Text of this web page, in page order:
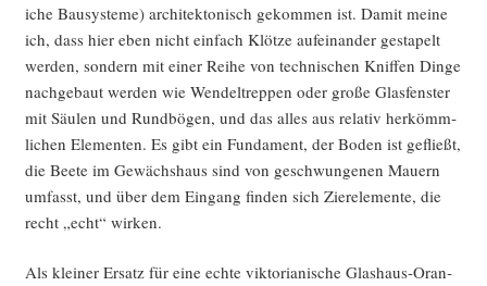
i­che Bau­sys­te­me) archi­tek­to­nisch gekom­men ist. Damit mei­ne
ich, dass hier eben nicht ein­fach Klöt­ze auf­ein­an­der gesta­pelt
wer­den, son­dern mit einer Rei­he von tech­ni­schen Knif­fen Din­ge
nach­ge­baut wer­den wie Wen­del­trep­pen oder gro­ße Glas­fens­ter
mit Säu­len und Rund­bö­gen, und das alles aus rela­tiv her­kömm­
li­chen Ele­men­ten. Es gibt ein Fun­da­ment, der Boden ist gefließt,
die Bee­te im Gewächs­haus sind von geschwun­ge­nen Mau­ern
umfasst, und über dem Ein­gang fin­den sich Zier­ele­men­te, die
recht „echt“ wirken.
Als klei­ner Ersatz für eine ech­te vik­to­ria­ni­sche Glas­haus-Oran­